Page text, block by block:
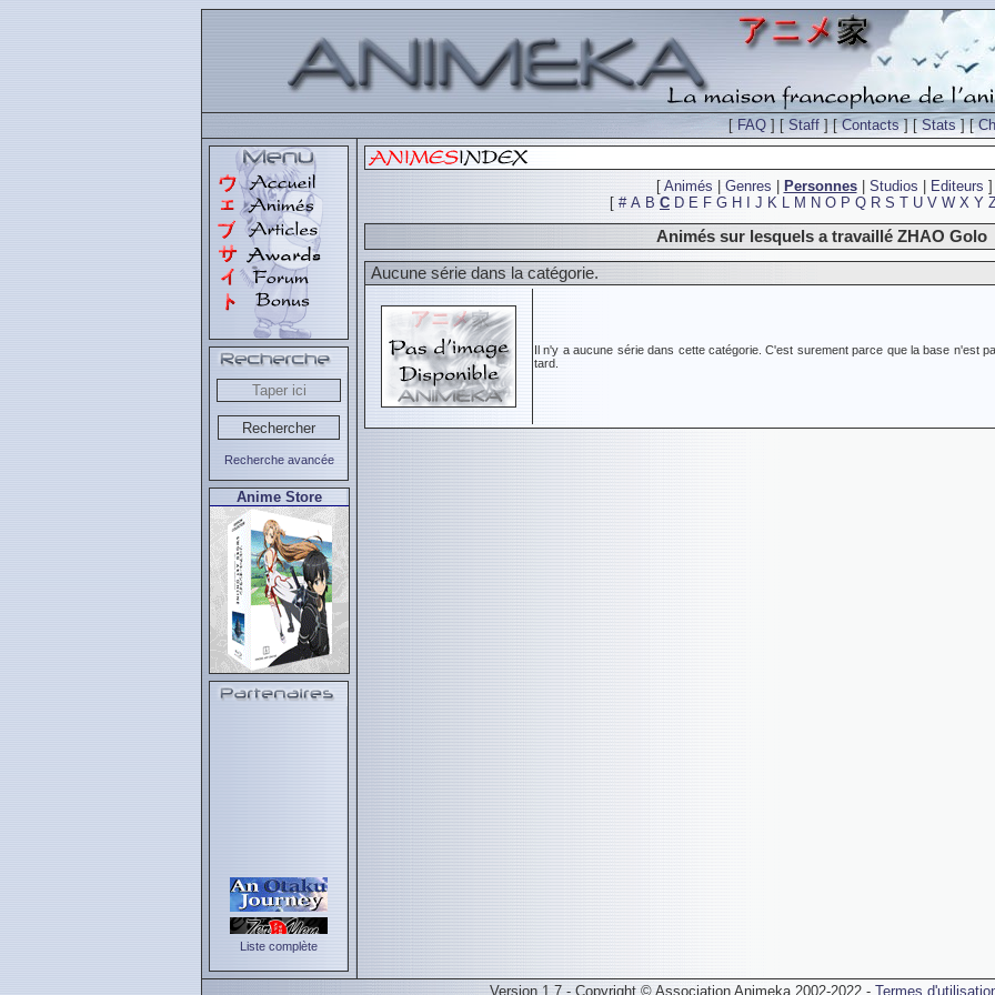
[FAQ ] [Staff ] [Contacts] [Stats] [
Recherche avancée
Anime Store
Liste complète
[ Animés Genres Personnes| Studios Editeurs ]
[ # A B C D E F G H J K L M N O P Q R S T U V W X Y
Animés sur lesquels a travaillé ZHAO Golo
Aucune série dans la catégorie.
Il n'y a aucune série dans cette catégorie. C'est surement parce que la base n'est
tard.
Version 1.7 - Copyright © Association Animeka 2002-2022 - Termes